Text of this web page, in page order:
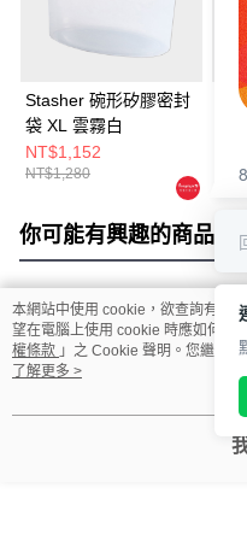
Stasher 碗形矽膠密封
袋 XL 雲霧白
NT$1,152
NT$1,280
你可能有興趣的商品
熱門標籤
本網站中使用 cookie，欲查詢有關
望在電腦上使用 cookie 時應如何變
權條款 」之 Cookie 聲明。您繼續
用條款之 Cookie 聲明使用 cookie。
了解更多 >